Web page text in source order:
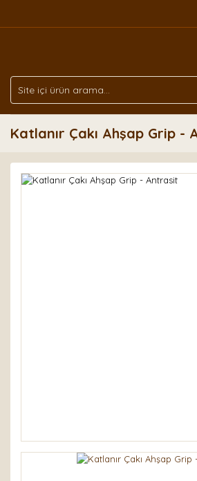
Katlanır Çakı Ahşap Grip -